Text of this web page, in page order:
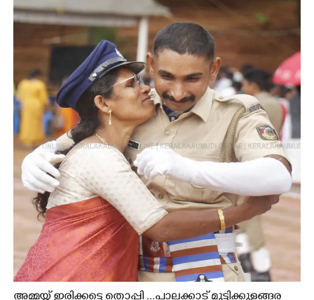
അമ്മയ്ക്ക് ഇരിക്കട്ടെ തൊപ്പി ...പാലക്കാട് മുട്ടിക്കുളങ്ങര